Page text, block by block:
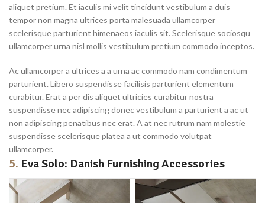
aliquet pretium. Et iaculis mi velit tincidunt vestibulum a duis
tempor non magna ultrices porta malesuada ullamcorper
scelerisque parturient himenaeos iaculis sit. Scelerisque sociosqu
ullamcorper urna nisl mollis vestibulum pretium commodo inceptos.
Ac ullamcorper a ultrices a a urna ac commodo nam condimentum
parturient. Libero suspendisse facilisis parturient elementum
curabitur. Erat a per dis aliquet ultricies curabitur nostra
suspendisse nec adipiscing donec vestibulum a parturient a ac ut
non adipiscing penatibus nec erat. A at nec rutrum nam molestie
suspendisse scelerisque platea a ut commodo volutpat
ullamcorper.
5. Eva Solo: Danish Furnishing Accessories